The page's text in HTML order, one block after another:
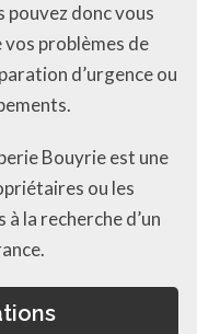
pouvez donc vous
problèmes de
d’urgence ou
Bouyrie est une
ou les
la recherche d’un